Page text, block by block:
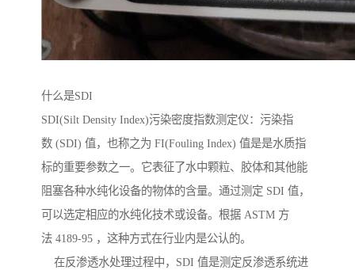
什么是SDI
SDI(Silt Density Index)污染密度指数测定仪：污染指
数 (SDI) 值，也称之为 FI(Fouling Index) 值是是水质指
标的重要参数之一。它表征了水中颗粒、胶体和其他能
阻塞各种水纯化设备的物体的含量。通过测定 SDI 值，
可以选定相应的水纯化技术或设备。根据 ASTM 方
法 4189-95 ，这种方式在行业内是公认的。
在反渗透水处理过程中，SDI 值是测定反渗透系统进